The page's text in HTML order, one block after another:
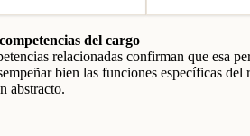
del cargo
relacionadas confirman que esa
bien las funciones específicas del
abstracto.